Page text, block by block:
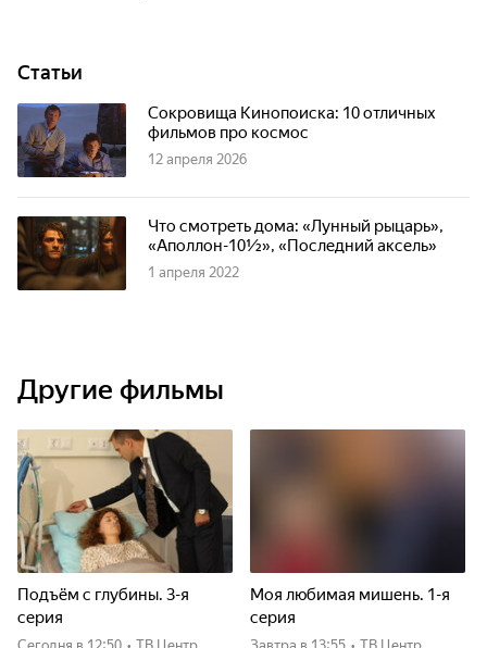
Статьи
Сокровища Кинопоиска: 10 отличных
фильмов про космос
12 апреля 2026
Что смотреть дома: «Лунный рыцарь»,
«Аполлон-10½», «Последний аксель»
1 апреля 2022
Другие фильмы
Подъём с глубины. 3-я
серия
Моя любимая мишень. 1-я
серия